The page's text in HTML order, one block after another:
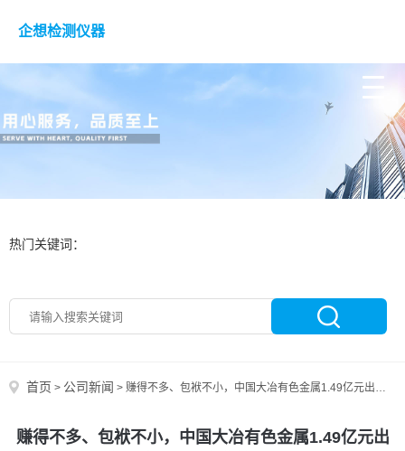
企想检测仪器
热门关键词：
首页 > 公司新闻 > 赚得不多、包袱不小，中国大冶有色金属1.49亿元出售设计院，剥离非核心资产
赚得不多、包袱不小，中国大冶有色金属1.49亿元出